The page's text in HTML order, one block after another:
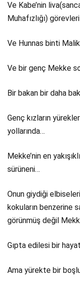
Ve Kabe’nin
Muhafızlığı)
Ve Hunnas binti
Ve bir genç Mekke
Bir bakan bir daha
Genç kızların
yollarında…
Mekke’nin en
sürüneni…
Onun giydiği
kokuların benzerine
görünmüş değil
Gıpta edilesi bir
Ama yürekte bir